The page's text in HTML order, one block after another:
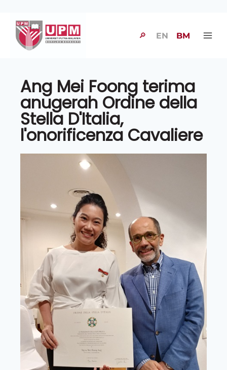
🔎 EN BM
Ang Mei Foong terima
anugerah Ordine della
Stella D'Italia,
l'onorificenza Cavaliere